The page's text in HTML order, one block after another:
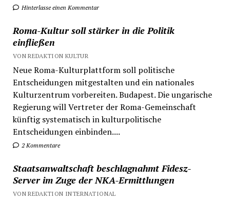
Hinterlasse einen Kommentar
Roma-Kultur soll stärker in die Politik
einfließen
VON REDAKTION KULTUR
Neue Roma-Kulturplattform soll politische
Entscheidungen mitgestalten und ein nationales
Kulturzentrum vorbereiten. Budapest. Die ungarische
Regierung will Vertreter der Roma-Gemeinschaft
künftig systematisch in kulturpolitische
Entscheidungen einbinden....
2 Kommentare
Staatsanwaltschaft beschlagnahmt Fidesz-
Server im Zuge der NKA-Ermittlungen
VON REDAKTION INTERNATIONAL